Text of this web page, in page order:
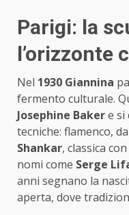
Parigi: la
l’orizzonte
Nel 1930 Giannina
fermento culturale.
Josephine Bakere si
tecniche: flamenco,
Shankar, classica con
nomi come Serge
anni segnano la
aperta, dove